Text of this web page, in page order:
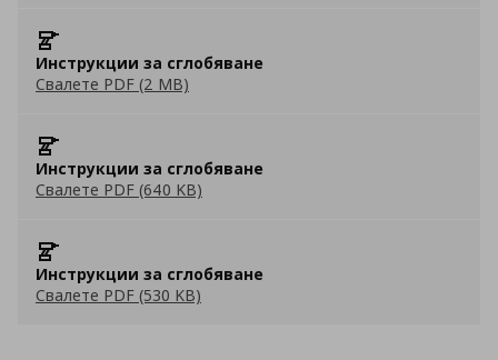
Инструкции за сглобяване
Свалете PDF (2 MB)
Инструкции за сглобяване
Свалете PDF (640 KB)
Инструкции за сглобяване
Свалете PDF (530 KB)